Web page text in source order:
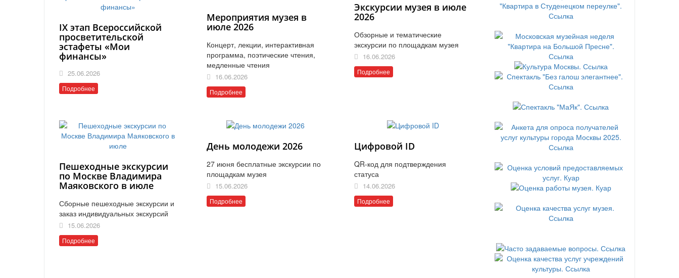
IX этап Всероссийской
просветительской
эстафеты «Мои
финансы»
25.06.2026
Подробнее
Мероприятия музея в
июле 2026
Концерт, лекции, интерактивная
программа, поэтические чтения,
медленные чтения
16.06.2026
Подробнее
Экскурсии музея в июле
2026
Обзорные и тематические
экскурсии по площадкам музея
16.06.2026
Подробнее
Пешеходные экскурсии
по Москве Владимира
Маяковского в июле
Сборные пешеходные экскурсии и
заказ индивидуальных экскурсий
15.06.2026
Подробнее
День молодежи 2026
27 июня бесплатные экскурсии по
площадкам музея
15.06.2026
Подробнее
Цифровой ID
QR-код для подтверждения
статуса
14.06.2026
Подробнее